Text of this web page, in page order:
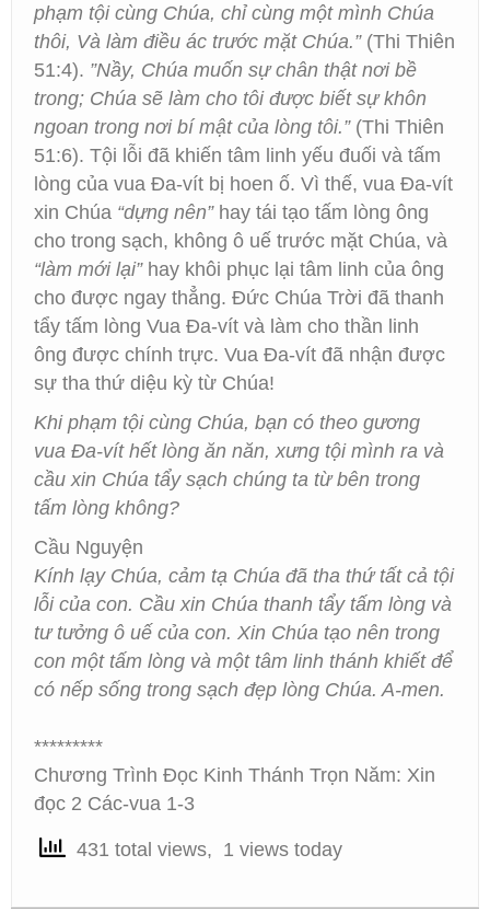
phạm tội cùng Chúa, chỉ cùng một mình Chúa
thôi, Và làm điều ác trước mặt Chúa.”(Thi Thiên
51:4). ”Nầy, Chúa muốn sự chân thật nơi bề
trong; Chúa sẽ làm cho tôi được biết sự khôn
ngoan trong nơi bí mật của lòng tôi.”(Thi Thiên
51:6). Tội lỗi đã khiến tâm linh yếu đuối và tấm
lòng của vua Đa-vít bị hoen ố. Vì thế, vua Đa-vít
xin Chúa “dựng nên”hay tái tạo tấm lòng ông
cho trong sạch, không ô uế trước mặt Chúa, và
“làm mới lại”hay khôi phục lại tâm linh của ông
cho được ngay thẳng. Đức Chúa Trời đã thanh
tẩy tấm lòng Vua Đa-vít và làm cho thần linh
ông được chính trực. Vua Đa-vít đã nhận được
sự tha thứ diệu kỳ từ Chúa!
Khi phạm tội cùng Chúa, bạn có theo gương
vua Đa-vít hết lòng ăn năn, xưng tội mình ra và
cầu xin Chúa tẩy sạch chúng ta từ bên trong
tấm lòng không?
Cầu Nguyện
Kính lạy Chúa, cảm tạ Chúa đã tha thứ tất cả tội
lỗi của con. Cầu xin Chúa thanh tẩy tấm lòng và
tư tưởng ô uế của con. Xin Chúa tạo nên trong
con một tấm lòng và một tâm linh thánh khiết để
có nếp sống trong sạch đẹp lòng Chúa. A-men.
*********
Chương Trình Đọc Kinh Thánh Trọn Năm: Xin
đọc 2 Các-vua 1-3
431 total views, 1 views today